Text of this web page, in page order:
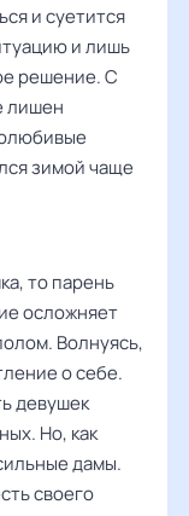
и суетится
и лишь
решение. С
лишен
зимой чаще
то парень
осложняет
Волнуясь,
о себе.
девушек
Но, как
дамы.
своего